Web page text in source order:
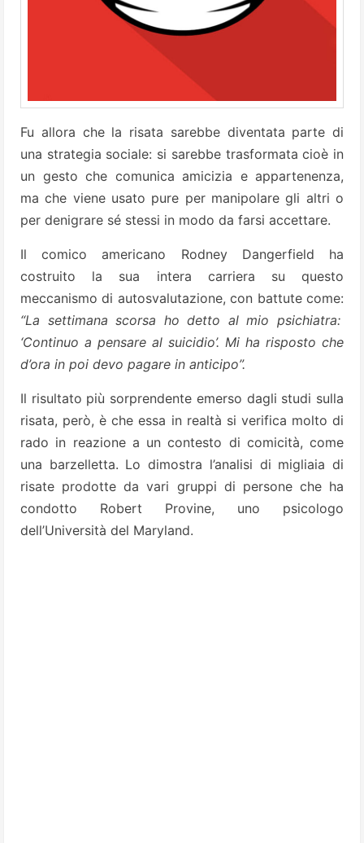
Fu allora che la risata sarebbe diventata parte di
una strategia sociale: si sarebbe trasformata cioè in
un gesto che comunica amicizia e appartenenza,
ma che viene usato pure per manipolare gli altri o
per denigrare sé stessi in modo da farsi accettare.
Il comico americano Rodney Dangerfield ha
costruito la sua intera carriera su questo
meccanismo di autosvalutazione, con battute come:
“La settimana scorsa ho detto al mio psichiatra:
‘Continuo a pensare al suicidio’. Mi ha risposto che
d’ora in poi devo pagare in anticipo”.
Il risultato più sorprendente emerso dagli studi sulla
risata, però, è che essa in realtà si verifica molto di
rado in reazione a un contesto di comicità, come
una barzelletta. Lo dimostra l’analisi di migliaia di
risate prodotte da vari gruppi di persone che ha
condotto Robert Provine, uno psicologo
dell’Università del Maryland.